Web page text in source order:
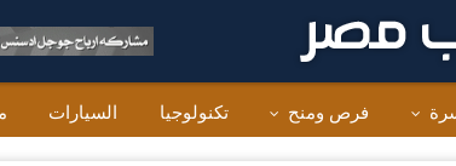
فرص ومنح تكنولوجيا السيارات